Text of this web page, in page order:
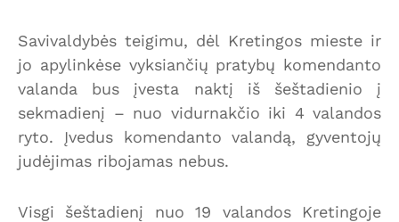
Savivaldybės teigimu, dėl Kretingos mieste ir
jo apylinkėse vyksiančių pratybų komendanto
valanda bus įvesta naktį iš šeštadienio į
sekmadienį – nuo vidurnakčio iki 4 valandos
ryto. Įvedus komendanto valandą, gyventojų
judėjimas ribojamas nebus.
Visgi šeštadienį nuo 19 valandos Kretingoje